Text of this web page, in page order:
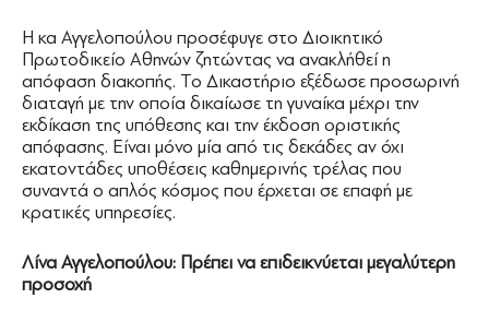
Η κα Αγγελοπούλου προσέφυγε στο Διοικητικό
Πρωτοδικείο Αθηνών ζητώντας να ανακλήθεί η
απόφαση διακοπής. Το Δικαστήριο εξέδωσε προσωρινή
διαταγή με την οποία δικαίωσε τη γυναίκα μέχρι την
εκδίκαση της υπόθεσης και την έκδοση οριστικής
απόφασης. Είναι μόνο μία από τις δεκάδες αν όχι
εκατοντάδες υποθέσεις καθημερινής τρέλας που
συναντά ο απλός κόσμος που έρχεται σε επαφή με
κρατικές υπηρεσίες.
Λίνα Αγγελοπούλου: Πρέπει να επιδεικνύεται μεγαλύτερη
προσοχή